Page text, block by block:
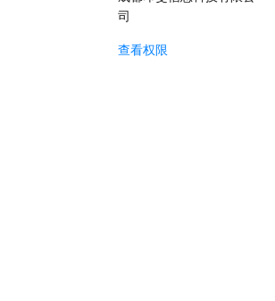
司
查看权限